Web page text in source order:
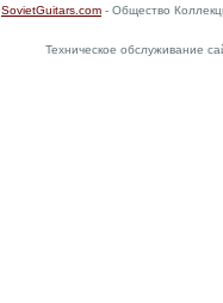
SovietGuitars.com - Общество
Техническое обслуживание